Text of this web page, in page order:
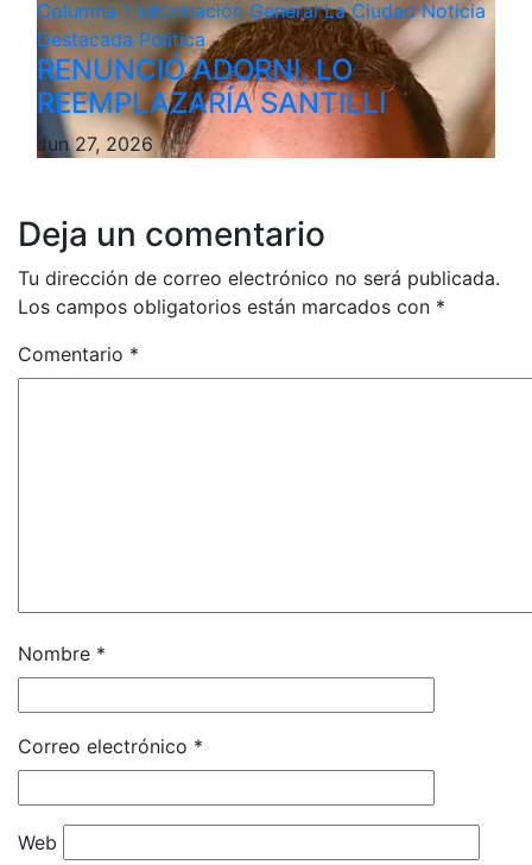
Columna 1 Información GeneralLa CiudadNoticia
Destacada Politica
RENUNCIÓ ADORNI, LO
REEMPLAZARÍA SANTILLI
Jun 27, 2026
Deja un comentario
Tu dirección de correo electrónico no será publicada.
Los campos obligatorios están marcados con *
Comentario *
Nombre *
Correo electrónico *
Web